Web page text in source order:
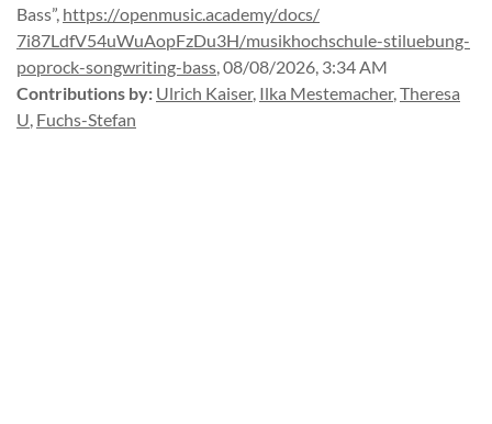
Bass”, https://openmusic.academy/docs/
7i87LdfV54uWuAopFzDu3H/musikhochschule-stiluebung-
poprock-songwriting-bass,08/08/2026, 3:34 AM
Contributions by: Ulrich Kaiser, Ilka Mestemacher,Theresa
U, Fuchs-Stefan